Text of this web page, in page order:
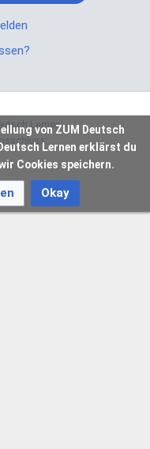
Lernen
von ZUM Deutsch
Lernen erklärst du
Cookies speichern.
Okay